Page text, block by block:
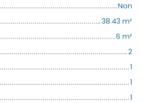
Non
38.43 m²
6 m²
2
1
1
1